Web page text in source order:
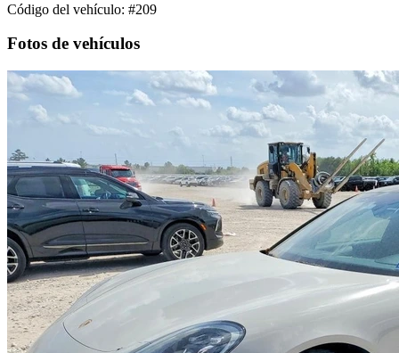
Código del vehículo: #209
Fotos de vehículos